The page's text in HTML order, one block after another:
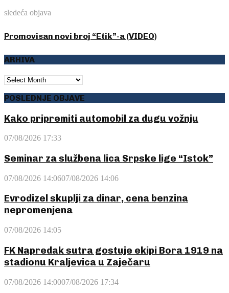
sledeća objava
Promovisan novi broj “Etik”-a (VIDEO)
ARHIVA
ARHIVA
POSLEDNJE OBJAVE
Kako pripremiti automobil za dugu vožnju
07/08/2026 17:33
Seminar za službena lica Srpske lige “Istok”
07/08/2026 14:0607/08/2026 14:06
Evrodizel skuplji za dinar, cena benzina
nepromenjena
07/08/2026 14:05
FK Napredak sutra gostuje ekipi Bora 1919 na
stadionu Kraljevica u Zaječaru
07/08/2026 14:0007/08/2026 17:34